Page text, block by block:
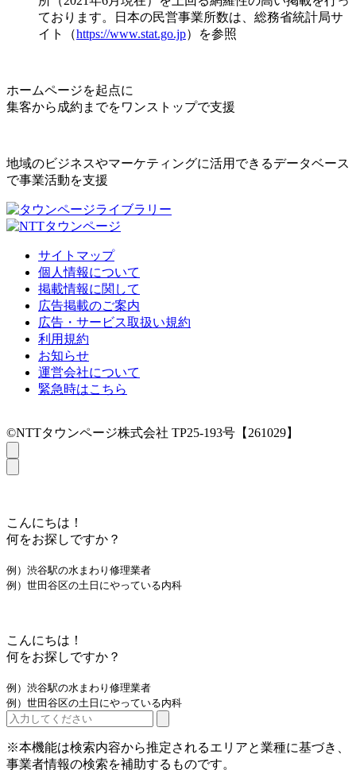
ております。日本の民営事業所数は、総務省統計局サ
イト（https://www.stat.go.jp）を参照
ホームページを起点に
集客から成約までをワンストップで支援
地域のビジネスやマーケティングに活用できるデータベース
で事業活動を支援
サイトマップ
個人情報について
掲載情報に関して
広告掲載のご案内
広告・サービス取扱い規約
利用規約
お知らせ
運営会社について
緊急時はこちら
©NTTタウンページ株式会社 TP25-193号【261029】
こんにちは！
何をお探しですか？
例）渋谷駅の水まわり修理業者
例）世田谷区の土日にやっている内科
こんにちは！
何をお探しですか？
例）渋谷駅の水まわり修理業者
例）世田谷区の土日にやっている内科
※本機能は検索内容から推定されるエリアと業種に基づき、
事業者情報の検索を補助するものです。